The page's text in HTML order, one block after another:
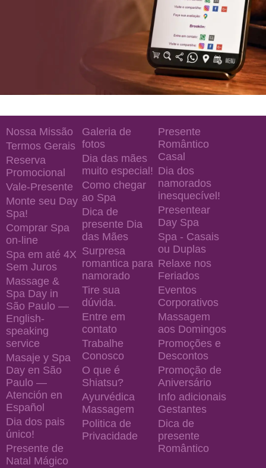
Nossa Missão
Termos Gerais
Reserva
Promocional
Vale-Presente
Monte seu Day
Spa!
Comprar Spa
on-line
Spa em até 4X
Sem Juros
Massage &
Spa Day in
São Paulo —
English-
speaking
service
Masaje y Spa
Day en São
Paulo —
Atención en
Español
Dia dos pais
único!
Presente de
Natal Mágico
Galeria de
fotos
Dia das mães
muito especial!
Como chegar
ao Spa
Dica de
presente Dia
das Mães
Surpresa
romantica para
namorado
Tire sua
dúvida.
Entre em
contato
Trabalhe
Conosco
O que é
Shiatsu?
Ayurvédica
Massagem
Politica de
Privacidade
Presente
Romântico
Casal
Dia dos
namorados
inesquecível!
Presentear
Day Spa
Spa - Casais
ou Duplas
Relaxe nos
Feriados
Eventos
Corporativos
Massagem
aos Domingos
Promoções e
Descontos
Promoção de
Aniversário
Info adicionais
Gestantes
Dica de
presente
Romântico